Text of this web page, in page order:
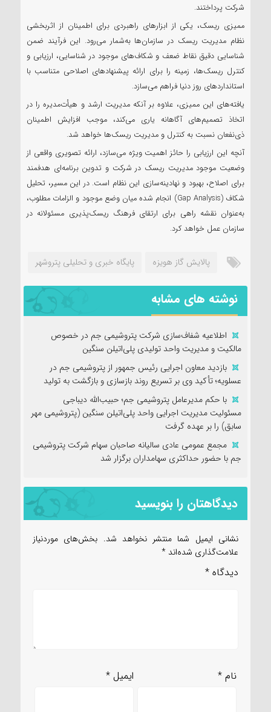
شرکت پرداختند.
ممیزی ریسک، یکی از ابزارهای راهبردی برای اطمینان از اثربخشی
نظام مدیریت ریسک در سازمان‌ها به‌شمار می‌رود. این فرآیند ضمن
شناسایی دقیق نقاط ضعف و شکاف‌های موجود در شناسایی، ارزیابی و
کنترل ریسک‌ها، زمینه را برای ارائه پیشنهادهای اصلاحی متناسب با
استانداردهای روز دنیا فراهم می‌سازد.
یافته‌های این ممیزی، علاوه بر آنکه مدیریت ارشد و هیأت‌مدیره را در
اتخاذ تصمیم‌های آگاهانه یاری می‌کند، موجب افزایش اطمینان
ذی‌نفعان نسبت به کنترل و مدیریت ریسک‌ها خواهد شد.
آنچه این ارزیابی را حائز اهمیت ویژه می‌سازد، ارائه تصویری واقعی از
وضعیت موجود مدیریت ریسک در شرکت و تدوین برنامه‌ای هدفمند
برای اصلاح، بهبود و نهادینه‌سازی این نظام است. در این مسیر، تحلیل
شکاف (Gap Analysis) انجام شده میان وضع موجود و الزامات مطلوب،
به‌عنوان نقشه راهی برای ارتقای فرهنگ ریسک‌پذیری مسئولانه در
سازمان عمل خواهد کرد.
پالایش گاز هویزه پایگاه خبری و تحلیلی پتروشهر
نوشته های مشابه
اطلاعیه شفاف‌سازی شرکت پتروشیمی جم در خصوص
مالکیت و مدیریت واحد تولیدی پلی‌اتیلن سنگین
بازدید معاون اجرایی رئیس جمهور از پتروشیمی جم در
عسلویه؛ تأکید وی بر تسریع روند بازسازی و بازگشت به تولید
با حکم مدیرعامل پتروشیمی جم؛ حبیب‌الله دیباجی
مسئولیت مدیریت اجرایی واحد پلی‌اتیلن سنگین (پتروشیمی مهر
سابق) را بر عهده گرفت
مجمع عمومی عادی سالیانه صاحبان سهام شرکت پتروشیمی
جم با حضور حداکثری سهامداران برگزار شد
دیدگاهتان را بنویسید
نشانی ایمیل شما منتشر نخواهد شد. بخش‌های موردنیاز
علامت‌گذاری شده‌اند *
دیدگاه *
نام* ایمیل*